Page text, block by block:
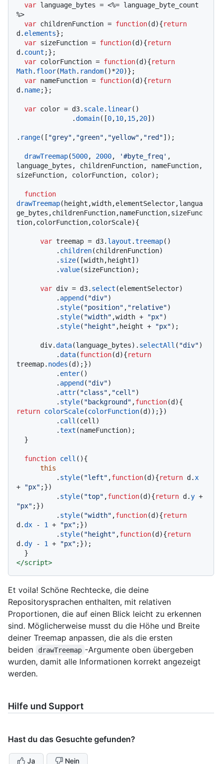
var language_bytes = <%= language_byte_count
%>
var childrenFunction = function(d ){return
d. elements};
var sizeFunction = function(d ){return
d. count ;};
var colorFunction = function(d ){return
Math. floor(Math. random()*20)};
var nameFunction = function(d ){return
d. name;};
var color = d3. scale. linear()
              .
domain([0,10,15,20])
. range([ "grey" , "green" , "yellow" , "red"]);
drawTreemap(5000, 2000, '#byte_freq' ,
language_bytes, childrenFunction, nameFunction,
sizeFunction, colorFunction, color);
function
drawTreemap( height,width,elementSelector,langua
ge_bytes,childrenFunction,nameFunction,sizeFunc
tion,colorFunction,colorScale){
var treemap = d3. layout .treemap()
          .
children(childrenFunction)
          .
size([width,height])
          .
value(sizeFunction);
var div = d3. select (elementSelector)
          .
append ( "div")
          .
style( "position" , "relative")
          .
style( "width" ,width + "px")
          .
style( "height" ,height + "px");
      div.
data(language_bytes). selectAll ( "div")
          .
data(function(d ){return
treemap. nodes (d);})
          .
enter()
          .
append ( "div")
          .
attr( "class" , "cell")
          .
style( "background" ,function(d
return colorScale(colorFunction(d));})
          .
call (cell)
          .
text (nameFunction);
function cell ( ){
this
          .
style( "left" ,function(d ){return d. x
+
"px" ;})
          .
style( "top" ,function(d ){return d.y
"px" ;})
          .
style( "width" ,function(d ){return
d.dx - 1 + "px" ;})
          .
style( "height" ,function(d ){return
d.dy - 1 + "px" ;});
</script>
Et voila! Schöne Rechtecke, die deine
Repositorysprachen enthalten, mit relativen
Proportionen, die auf einen Blick leicht zu erkennen
sind. Möglicherweise musst du die Höhe und Breite
deiner Treemap anpassen, die als die ersten
beiden
drawTreemap -Argumente oben übergeben
wurden, damit alle Informationen korrekt angezeigt
werden.
Hilfe und Support
Hast du das Gesuchte gefunden?
Ja Nein